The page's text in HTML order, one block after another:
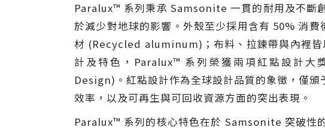
Paralux™ 系列秉承 Samsonite 一貫的耐用及不斷
於減少對地球的影響。外殼至少採用含有 50%
材 (Recycled aluminum)；布料、拉鍊帶與內裡
計及特色，Paralux™ 系列榮獲兩項紅點設計
Design)。紅點設計作為全球設計品質的象徵，僅
效率，以及可再生與可回收資源方面的突出表現。
Paralux™ 系列的核心特色在於 Samsonite 突破性